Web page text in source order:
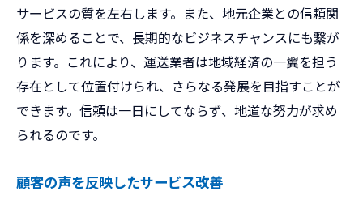
サービスの質を左右します。また、地元企業との信頼関
係を深めることで、長期的なビジネスチャンスにも繋が
ります。これにより、運送業者は地域経済の一翼を担う
存在として位置付けられ、さらなる発展を目指すことが
できます。信頼は一日にしてならず、地道な努力が求め
られるのです。
顧客の声を反映したサービス改善